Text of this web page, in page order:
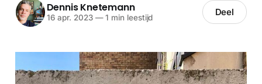
Dennis Knetemann
16 apr. 2023 —1 min leestijd Deel